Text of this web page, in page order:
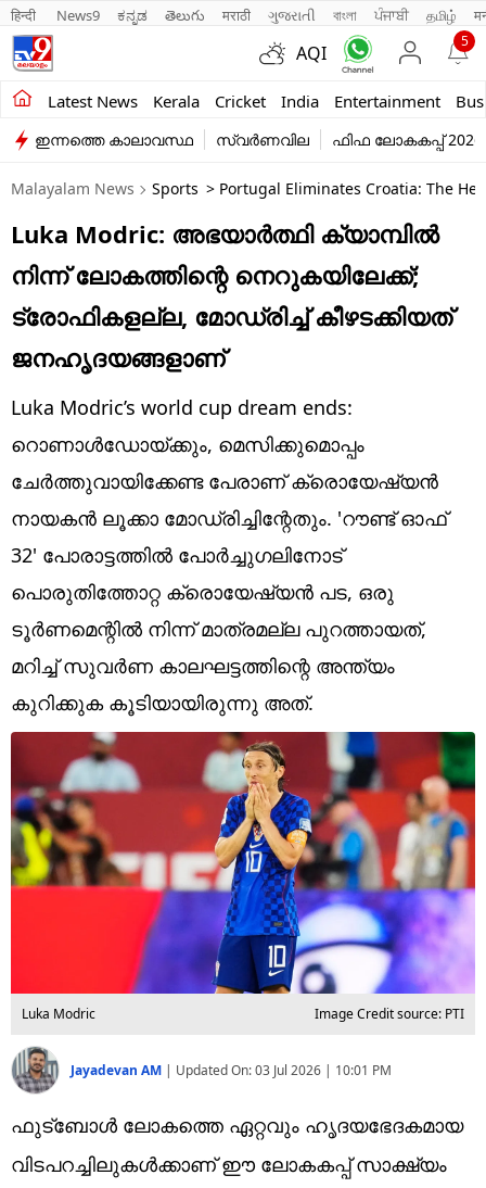
हिन्दी News9 ಕನ್ನಡ తెలుగు मराठी ગુજરાતી বাংলা ਪੰਜਾਬੀ தமிழ்
AQI
5
Latest News Kerala Cricket India Entertainment
Kerala
India
Entertainment
Business
Education
Lifestyle
world
Technology
Religion
Web Story
Photo
Short Videos
ഇന്നത്തെ കാലാവസ്ഥ സ്വർണവില ഫിഫ ലോകകപ്പ് 2026
Malayalam News Sports > Portugal Eliminates Croatia: The
Luka Modric: അഭയാർത്ഥി ക്യാമ്പിൽ
നിന്ന് ലോകത്തിന്റെ നെറുകയിലേക്ക്;
ട്രോഫികളല്ല, മോഡ്രിച്ച് കീഴടക്കിയത്
ജനഹൃദയങ്ങളാണ്‌
Luka Modric’s world cup dream ends:
റൊണാള്‍ഡോയ്ക്കും, മെസിക്കുമൊപ്പം
ചേര്‍ത്തുവായിക്കേണ്ട പേരാണ് ക്രൊയേഷ്യന്‍
നായകന്‍ ലൂക്കാ മോഡ്രിച്ചിന്റേതും. 'റൗണ്ട് ഓഫ്
32' പോരാട്ടത്തില്‍ പോര്‍ച്ചുഗലിനോട്
പൊരുതിത്തോറ്റ ക്രൊയേഷ്യന്‍ പട, ഒരു
ടൂര്‍ണമെന്റില്‍ നിന്ന് മാത്രമല്ല പുറത്തായത്,
മറിച്ച് സുവര്‍ണ കാലഘട്ടത്തിന്റെ അന്ത്യം
കുറിക്കുക കൂടിയായിരുന്നു അത്.
Luka Modric Image Credit source: PTI
Jayadevan AM | Updated On:03 Jul 2026 | 10:01 PM
ഫുട്‌ബോള്‍ ലോകത്തെ ഏറ്റവും ഹൃദയഭേദകമായ
വിടപറച്ചിലുകള്‍ക്കാണ് ഈ ലോകകപ്പ് സാക്ഷ്യം